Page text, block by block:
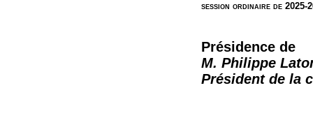
session ordinaire de 2025-
Présidence de
M. Philippe
Président de la